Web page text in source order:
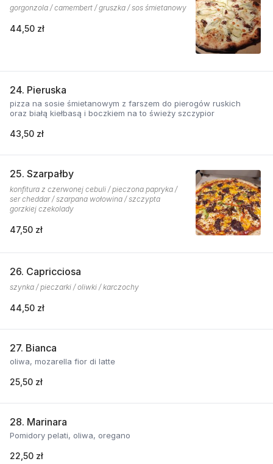
gorgonzola / camembert / gruszka / sos śmietanowy
44,50 zł
24. Pieruska
pizza na sosie śmietanowym z farszem do pierogów ruskich
oraz białą kiełbasą i boczkiem na to świeży szczypior
43,50 zł
25. Szarpałby
konfitura z czerwonej cebuli / pieczona papryka /
ser cheddar / szarpana wołowina / szczypta
gorzkiej czekolady
47,50 zł
26. Capricciosa
szynka / pieczarki / oliwki / karczochy
44,50 zł
27. Bianca
oliwa, mozarella fior di latte
25,50 zł
28. Marinara
Pomidory pelati, oliwa, oregano
22,50 zł